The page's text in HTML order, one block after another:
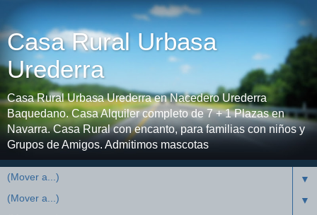
Casa Rural Urbasa
Urederra
Casa Rural Urbasa Urederra en Nacedero Urederra
Baquedano. Casa Alquiler completo de 7 + 1 Plazas en
Navarra. Casa Rural con encanto, para familias con niños y
Grupos de Amigos. Admitimos mascotas
▼
▼